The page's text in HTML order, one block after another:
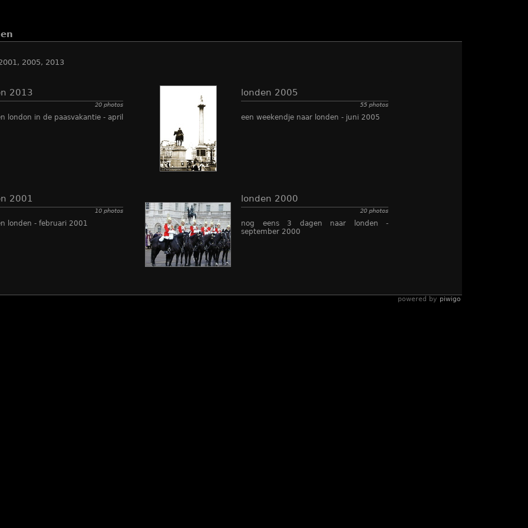
2005, 2013
2013
20 photos
london in de paasvakantie - april
londen 2005
55 photos
een weekendje naar londen - juni 2005
2001
10 photos
londen - februari 2001
londen 2000
20 photos
nog eens 3 dagen naar londen -
september 2000
powered by piwigo